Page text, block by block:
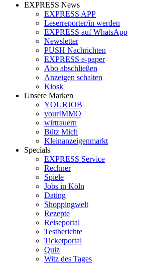
EXPRESS News
EXPRESS APP
Leserreporter/in werden
EXPRESS auf WhatsApp
Newsletter
PUSH Nachrichten
EXPRESS e-paper
Abo abschließen
Anzeigen schalten
Kiosk
Unsere Marken
YOURJOB
yourIMMO
wirtrauern
Bütz Mich
Kleinanzeigenmarkt
Specials
EXPRESS Service
Rechner
Spiele
Jobs in Köln
Dating
Shoppingwelt
Rezepte
Reiseportal
Testberichte
Ticketportal
Quiz
Witz des Tages